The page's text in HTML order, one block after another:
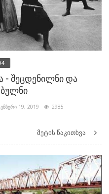
- შეცდენილნი და
19, 2019 2985
მეტის წაკითხვა